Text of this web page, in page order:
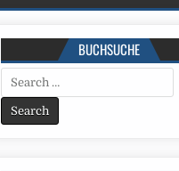
BUCHSUCHE
Search
for: